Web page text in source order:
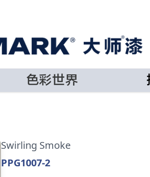
色彩世界
Swirling Smoke
PPG1007-2